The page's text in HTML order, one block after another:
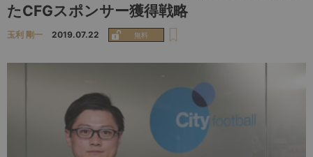
たCFGスポンサー獲得戦略
玉利 剛一 2019.07.22